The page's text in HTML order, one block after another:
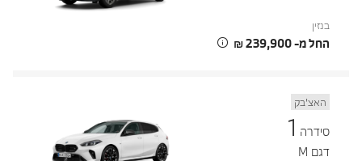
בנזין
החל מ- ‏239,900 ‏₪
האצ’בק
סידרה1
דגם M